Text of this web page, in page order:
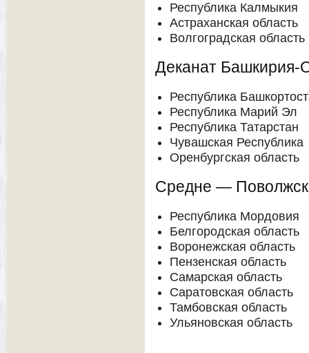
Республика Калмыкия
Астраханская область
Волгоградская область
Деканат Башкирия-
Республика
Республика Марий Эл
Республика Татарстан
Чувашская Республика
Оренбургская область
Средне —
Республика Мордовия
Белгородская область
Воронежская область
Пензенская область
Самарская область
Саратовская область
Тамбовская область
Ульяновская область